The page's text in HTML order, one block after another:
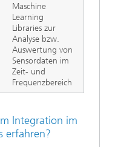
Maschine
Learning
Libraries zur
Analyse bzw.
Auswertung von
Sensordaten im
Zeit- und
Frequenzbereich
Integration im
erfahren?